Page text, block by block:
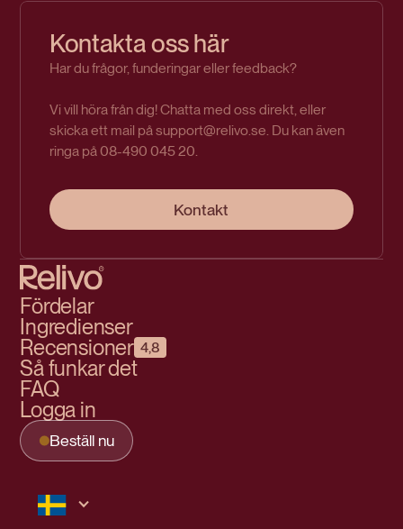
Kontakta oss här
Har du frågor, funderingar eller feedback?
Vi vill höra från dig! Chatta med oss direkt, eller
skicka ett mail på support@relivo.se. Du kan även
ringa på 08-490 045 20.
Kontakt
Fördelar
Ingredienser
Recensioner 4,8
Så funkar det
FAQ
Logga in
Beställ nu